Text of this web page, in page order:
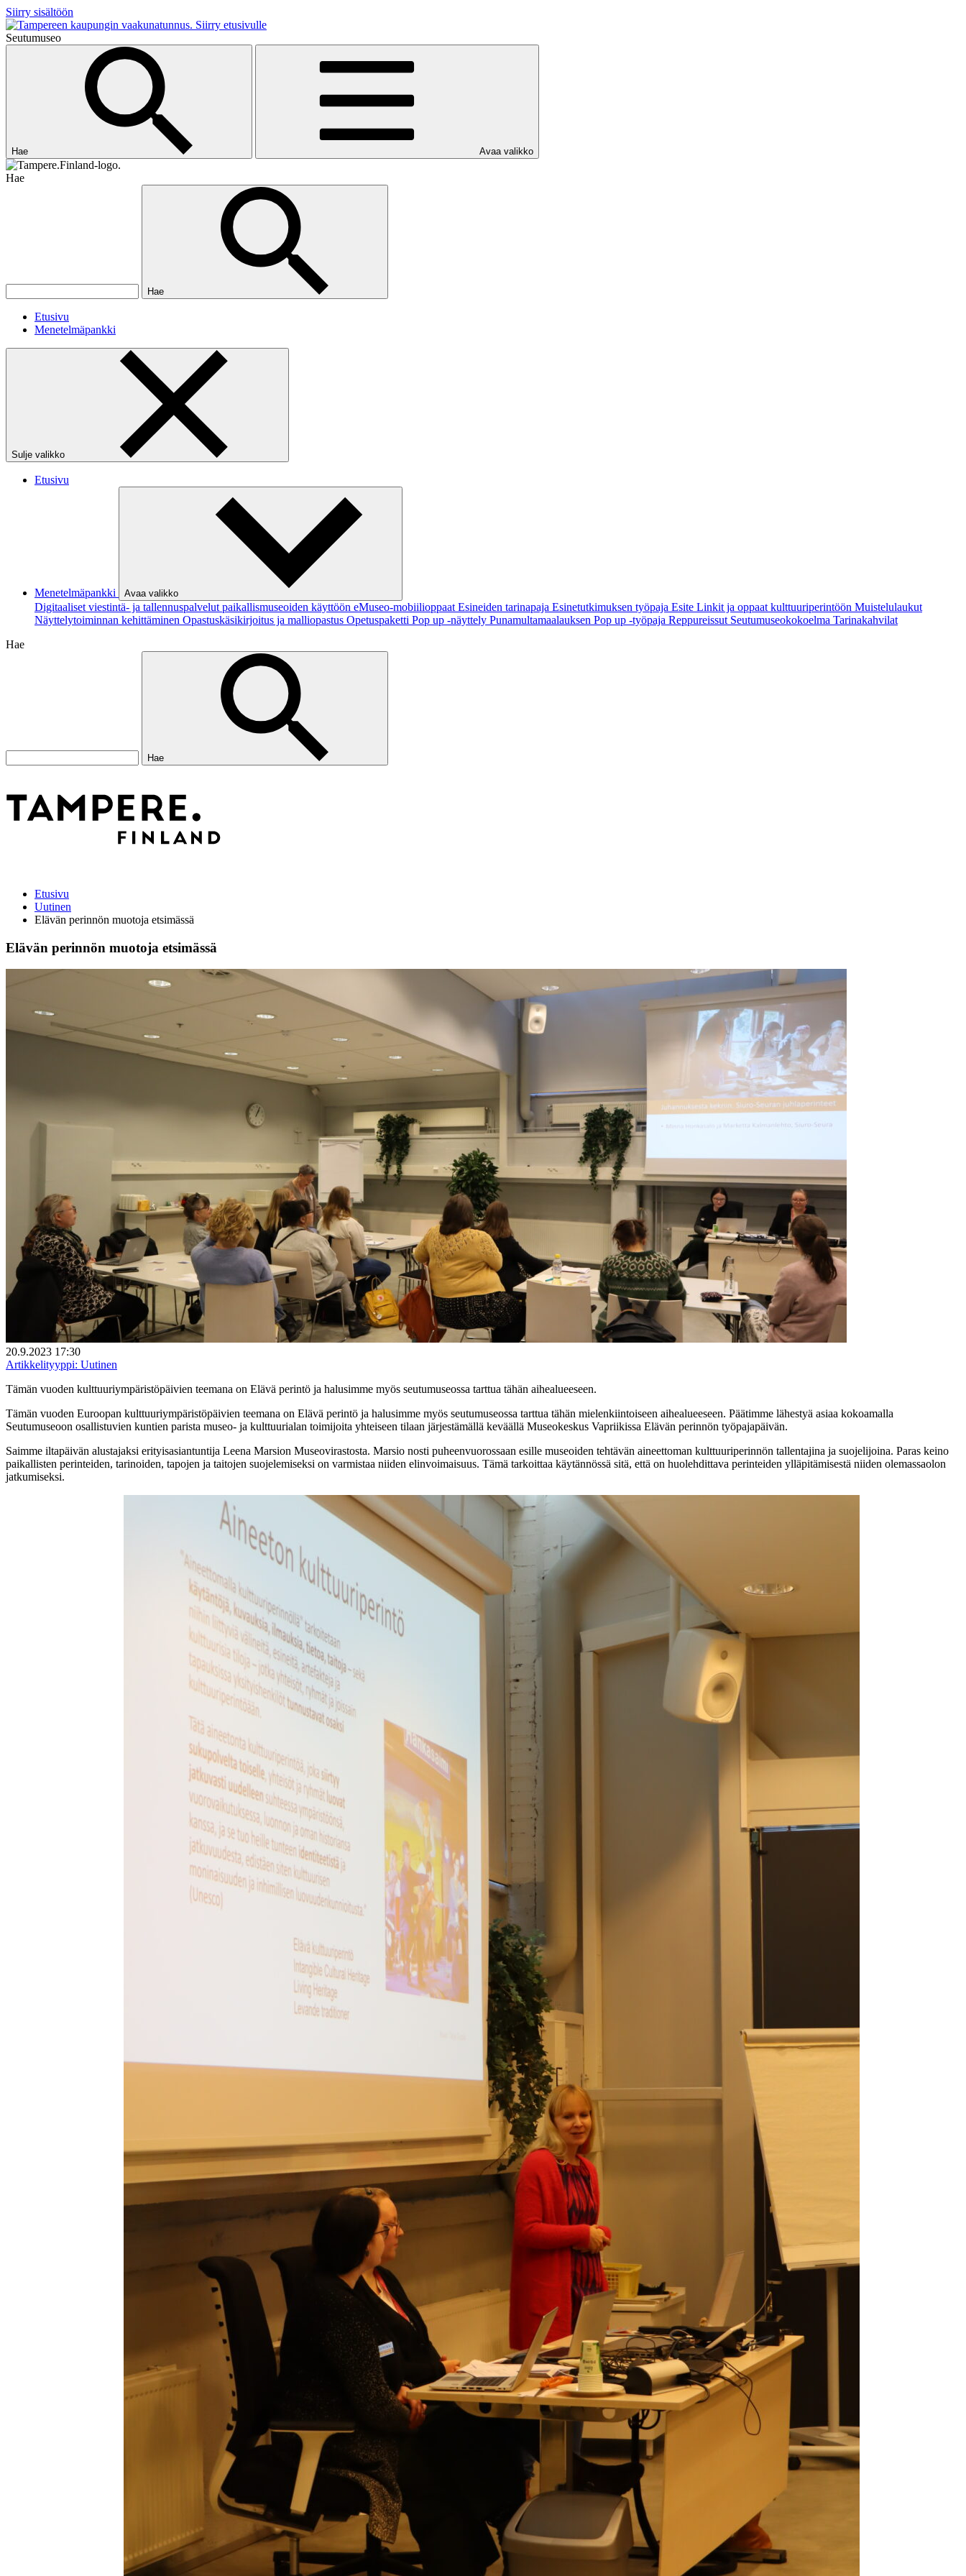
Siirry sisältöön
Siirry etusivulle
Seutumuseo
Hae Avaa valikko
Hae
Hae
Etusivu
Menetelmäpankki
Sulje valikko
Etusivu
Menetelmäpankki Avaa valikko
Digitaaliset viestintä- ja tallennuspalvelut paikallismuseoiden käyttöön eMuseo-mobiilioppaat Esineiden tarinapaja Esinetutkimuksen työpaja Esite Linkit ja oppaat kulttuuriperintöön Muistelulaukut
Näyttelytoiminnan kehittäminen Opastuskäsikirjoitus ja malliopastus Opetuspaketti Pop up -näyttely Punamultamaalauksen Pop up -työpaja Reppureissut Seutumuseokokoelma Tarinakahvilat
Hae
Hae
Etusivu
Uutinen
Elävän perinnön muotoja etsimässä
Elävän perinnön muotoja etsimässä
20.9.2023 17:30
Artikkelityyppi: Uutinen
Tämän vuoden kulttuuriympäristöpäivien teemana on Elävä perintö ja halusimme myös seutumuseossa tarttua tähän aihealueeseen.
Tämän vuoden Euroopan kulttuuriympäristöpäivien teemana on Elävä perintö ja halusimme myös seutumuseossa tarttua tähän mielenkiintoiseen aihealueeseen. Päätimme lähestyä asiaa kokoamalla
Seutumuseoon osallistuvien kuntien parista museo- ja kulttuurialan toimijoita yhteiseen tilaan järjestämällä keväällä Museokeskus Vapriikissa Elävän perinnön työpajapäivän.
Saimme iltapäivän alustajaksi erityisasiantuntija Leena Marsion Museovirastosta. Marsio nosti puheenvuorossaan esille museoiden tehtävän aineettoman kulttuuriperinnön tallentajina ja suojelijoina. Paras keino
paikallisten perinteiden, tarinoiden, tapojen ja taitojen suojelemiseksi on varmistaa niiden elinvoimaisuus. Tämä tarkoittaa käytännössä sitä, että on huolehdittava perinteiden ylläpitämisestä niiden olemassaolon
jatkumiseksi.